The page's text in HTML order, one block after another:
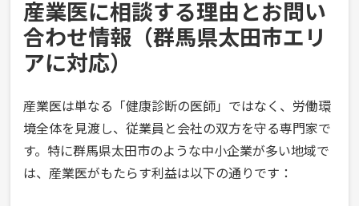
産業医に相談する理由とお問い
合わせ情報（群馬県太田市エリ
アに対応）
産業医は単なる「健康診断の医師」ではなく、労働環
境全体を見渡し、従業員と会社の双方を守る専門家で
す。特に群馬県太田市のような中小企業が多い地域で
は、産業医がもたらす利益は以下の通りです：